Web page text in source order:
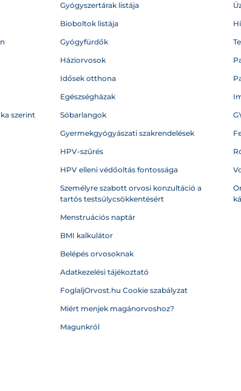
szerint
Gyógyszertárak listája
Bioboltok listája
Gyógyfürdők
Háziorvosok
Idősek otthona
Egészségházak
Sóbarlangok
Gyermekgyógyászati szakrendelések
HPV-szűrés
HPV elleni védőoltás fontossága
Személyre szabott orvosi konzultáció a
tartós testsúlycsökkentésért
Menstruációs naptár
BMI kalkulátor
Belépés orvosoknak
Adatkezelési tájékoztató
FoglaljOrvost.hu Cookie szabályzat
Miért menjek magánorvoshoz?
Magunkról